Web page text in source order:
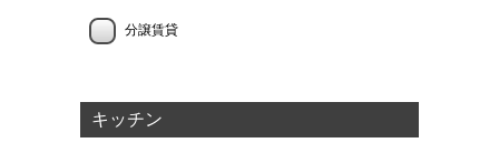
分譲賃貸
キッチン